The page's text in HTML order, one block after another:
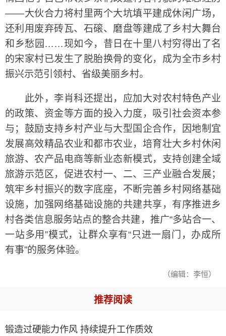
——大伙合力将村里两个大坑填平建成休闲广场，
还利用废弃砖瓦、石磙、磨盘等建成了乡村大舞台
和乡愁园……现如今，昔日在十里八村穷得出了名
的宋家村已发生了脱胎换骨的变化，成为全市乡村
振兴示范引领村、省级美丽乡村。
此外，李肖科还提出，应加大对农村特色产业
的政策、资金等方面的投入力度，吸引社会资本参
与；鼓励支持乡村产业与大型国企合作，因地制宜
发展高效精品农业和都市农业，培育壮大乡村休闲
旅游、农产品电商等新业态新模式，支持创建全域
旅游示范区，促进农村一、二、三产业融合发展；
筑牢乡村振兴的数字底座，不断完善乡村网络基础
设施，加强网络基础设施的共建共享，有序推进乡
村各类信息服务站点的整合共建，推广“多站合一、
一站多用”模式，让群众享有“只进一扇门，办成所
有事”的服务体验。
（编辑：李恒）
推荐阅读
锻造过硬能力作风 持续提升工作质效